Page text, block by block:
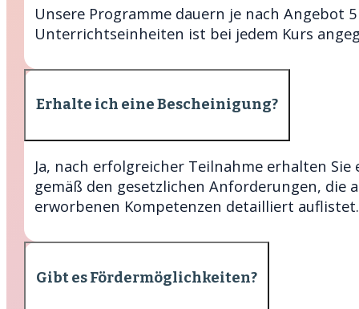
Unsere Programme dauern je nach Angebot
Unterrichtseinheiten ist bei jedem Kurs
Erhalte ich eine Bescheinigung?
Ja, nach erfolgreicher Teilnahme erhalten
gemäß den gesetzlichen Anforderungen, die
erworbenen Kompetenzen detailliert auflistet.
Gibt es Fördermöglichkeiten?